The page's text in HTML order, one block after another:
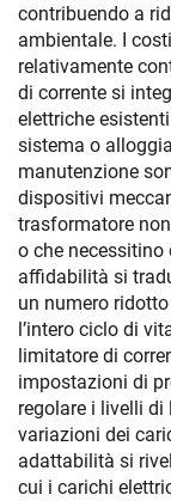
contribuendo a
ambientale. I
relativamente
di corrente si
elettriche
sistema o
manutenzione
dispositivi
trasformatore
o che necessitino
affidabilità si
un numero
l’intero ciclo di
limitatore di
impostazioni di
regolare i livelli
variazioni dei
adattabilità si
cui i carichi